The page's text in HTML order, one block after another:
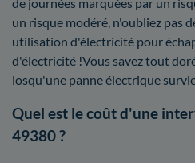
un risque modéré, n'oubliez pas
utilisation d'électricité pour
d'électricité !Vous savez tout
losqu'une panne électrique
Quel est le coût d'une
49380 ?